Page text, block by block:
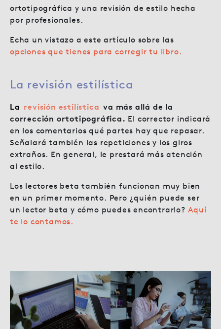
ortotipográfica y una revisión de estilo hecha
por profesionales.
Echa un vistazo a este artículo sobre las
opciones que tienes para corregir tu libro.
La revisión estilística
La revisión estilística va más allá de la
corrección ortotipográfica. El corrector indicará
en los comentarios qué partes hay que repasar.
Señalará también las repeticiones y los giros
extraños. En general, le prestará más atención
al estilo.
Los lectores beta también funcionan muy bien
en un primer momento. Pero ¿quién puede ser
un lector beta y cómo puedes encontrarlo? Aquí
te lo contamos.